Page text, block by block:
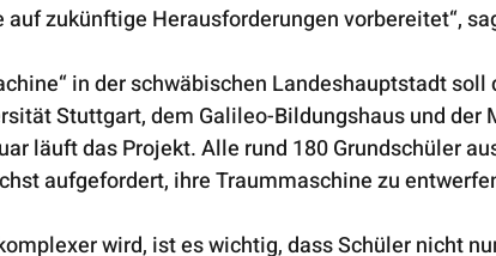
zukünftige Herausforderungen vorbereitet“,
in der schwäbischen Landeshauptstadt soll
Stuttgart, dem Galileo-Bildungshaus und der
läuft das Projekt. Alle rund 180 Grundschüler
aufgefordert, ihre Traummaschine zu
wird, ist es wichtig, dass Schüler nicht